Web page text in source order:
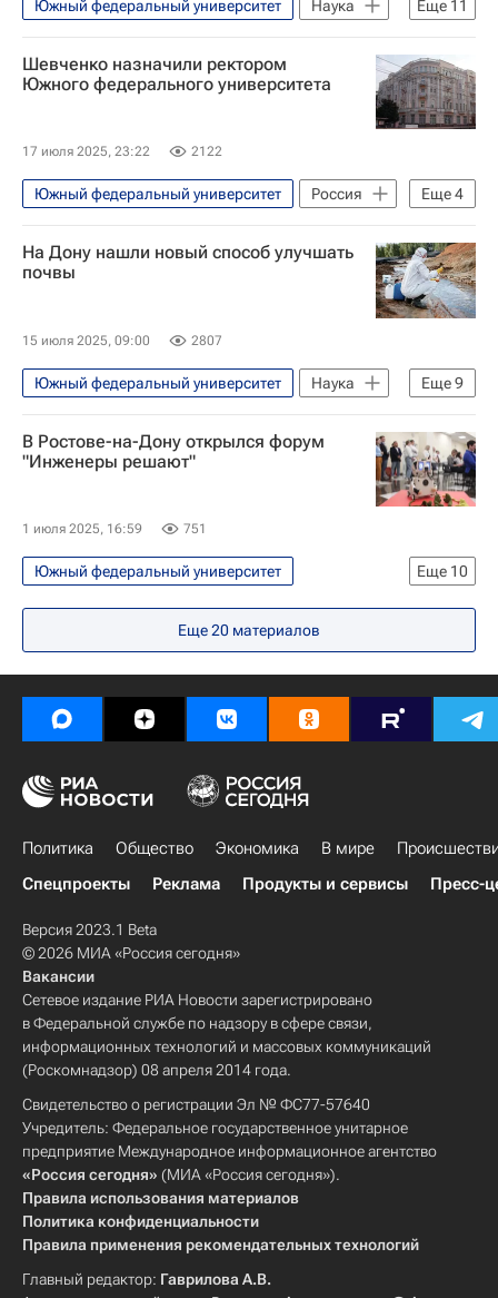
Еще 11
Южный федеральный университет
Наука
Наука
Университетская наука
РНФ
Франция
Россия
Здоровье - Общество
кожа
биология
Шевченко назначили ректором
Южного федерального университета
17 июля 2025, 23:22 2122
Еще4
Южный федеральный университет
Россия
Михаил Мишустин
Общество
Социальный навигатор
На Дону нашли новый способ улучшать
почвы
15 июля 2025, 09:00 2807
Еще9
Южный федеральный университет
Наука
Дон
Российские инновации
Качество жизни
Наука
Технологии
Экология в России
Университетская наука
В Ростове-на-Дону открылся форум
"Инженеры решают"
1 июля 2025, 16:59 751
Еще 10
Южный федеральный университет
Социальный навигатор
Общество
Ростов-на-Дону
Донской государственный технический университет
СН_Образование
Министерство науки и высшего образования РФ (Минобрнауки России)
Тюменский государственный университет
Российские инновации
Технологии
Еще20 материалов
Политика Общество Экономика В мире
Спецпроекты
Реклама Продукты и сервисы Пресс-
Версия 2023.1 Beta
© 2026 МИА «Россия сегодня»
Вакансии
Сетевое издание РИА Новости зарегистрировано
в Федеральной службе по надзору в сфере связи,
информационных технологий и массовых коммуникаций
(Роскомнадзор) 08 апреля 2014 года.
Свидетельство о регистрации Эл № ФС77-57640
Учредитель: Федеральное государственное унитарное
предприятие Международное информационное агентство
«Россия сегодня» (МИА «Россия сегодня»).
Правила использования материалов
Политика конфиденциальности
Правила применения рекомендательных технологий
Главный редактор: Гаврилова А.В.